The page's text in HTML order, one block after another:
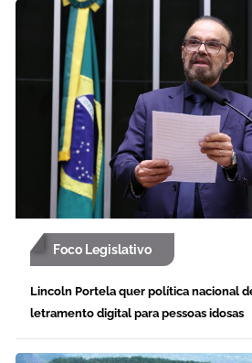
Foco Legislativo
Lincoln Portela quer política nacional
letramento digital para pessoas idosas